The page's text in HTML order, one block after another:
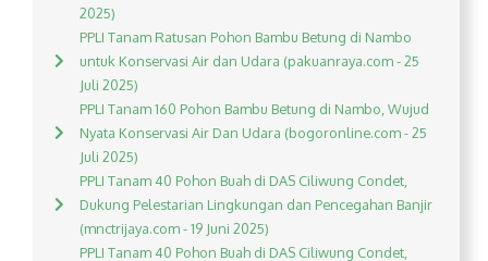
2025)
PPLI Tanam Ratusan Pohon Bambu Betung di Nambo
untuk Konservasi Air dan Udara (pakuanraya.com - 25
Juli 2025)
PPLI Tanam 160 Pohon Bambu Betung di Nambo, Wujud
Nyata Konservasi Air Dan Udara (bogoronline.com - 25
Juli 2025)
PPLI Tanam 40 Pohon Buah di DAS Ciliwung Condet,
Dukung Pelestarian Lingkungan dan Pencegahan Banjir
(mnctrijaya.com - 19 Juni 2025)
PPLI Tanam 40 Pohon Buah di DAS Ciliwung Condet,